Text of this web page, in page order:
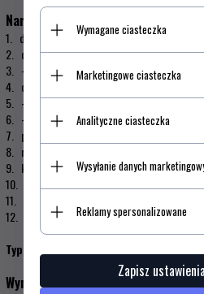
Narzędzia:
1. duże blokowane ostrze otwierane jedną ręką
2. otwieracz do puszek z:
3. - małym śrubokrętem 3 mm
4. otwieracz do kapsli z:
5. - śrubokrętem 5 mm
6. - przyrządem do zdejmowania izolacji
7. piłka do drewna
8. rozwiertak, szpikulec i szydło
9. korkociąg
10. kółko do kluczy
11. pęseta
12. wykałaczka
Typ opakowania:
Wymiary scyzoryka:
Wymagane ciasteczka
Marketingowe ciasteczka
Analityczne ciasteczka
Wysyłanie danych
Reklamy spersonalizowane
Zapisz